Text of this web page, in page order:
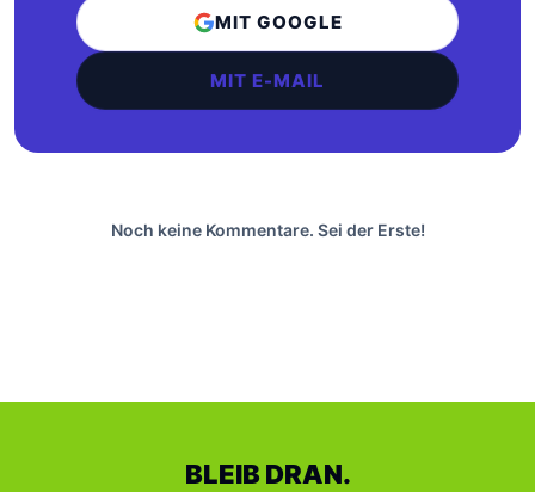
MIT GOOGLE
MIT E-MAIL
Noch keine Kommentare. Sei der Erste!
BLEIB DRAN.